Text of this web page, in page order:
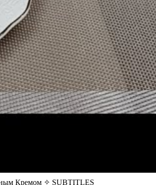
Кремом ✧ SUBTITLES